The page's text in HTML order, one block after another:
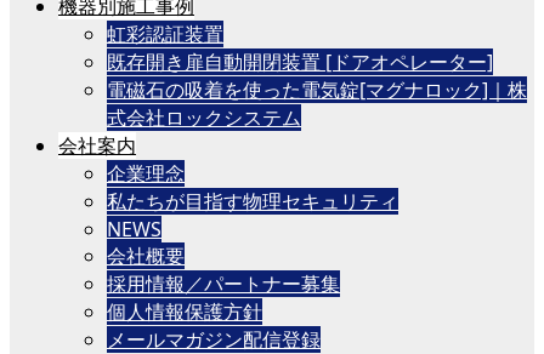
機器別施工事例
虹彩認証装置
既存開き扉自動開閉装置 [ドアオペレーター]
電磁石の吸着を使った電気錠[マグナロック]｜株
式会社ロックシステム
会社案内
企業理念
私たちが目指す物理セキュリティ
NEWS
会社概要
採用情報／パートナー募集
個人情報保護方針
メールマガジン配信登録